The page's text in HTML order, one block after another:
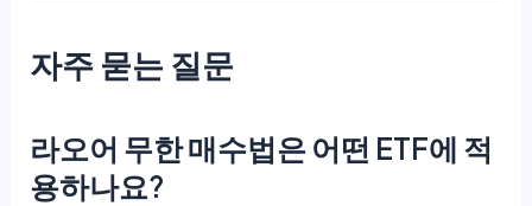
자주 묻는 질문
라오어 무한 매수법은 어떤 ETF에 적
용하나요?